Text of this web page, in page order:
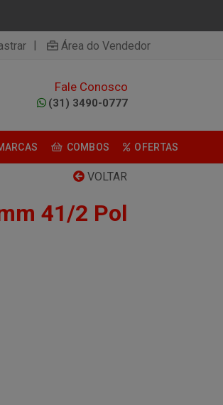
| Área do Vendedor
Fale Conosco
(31) 3490-0777
COMBOS OFERTAS
VOLTAR
41/2 Pol